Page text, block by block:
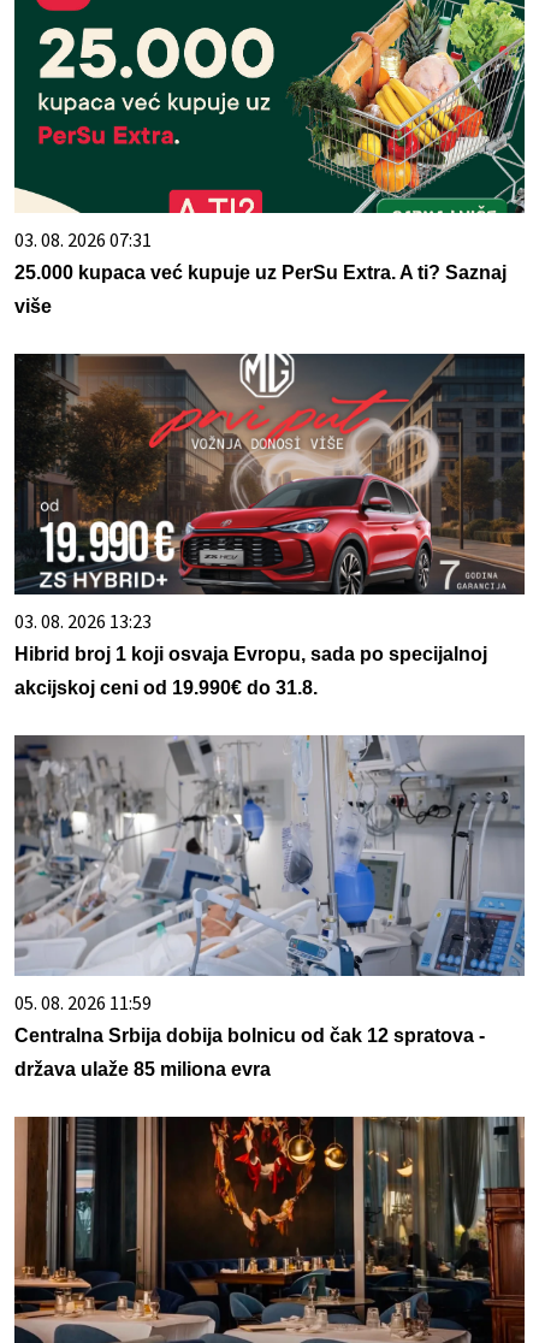
03. 08. 2026 07:31
25.000 kupaca već kupuje uz PerSu Extra. A ti? Saznaj
više
03. 08. 2026 13:23
Hibrid broj 1 koji osvaja Evropu, sada po specijalnoj
akcijskoj ceni od 19.990€ do 31.8.
05. 08. 2026 11:59
Centralna Srbija dobija bolnicu od čak 12 spratova -
država ulaže 85 miliona evra